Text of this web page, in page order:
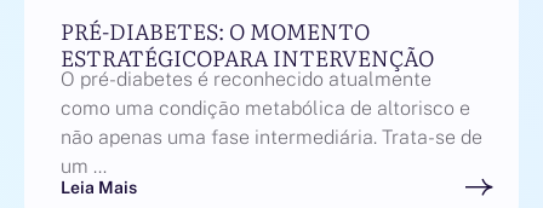
PRÉ-DIABETES: O MOMENTO
ESTRATÉGICOPARA INTERVENÇÃO
O pré-diabetes é reconhecido atualmente
como uma condição metabólica de altorisco e
não apenas uma fase intermediária. Trata-se de
um …
Leia Mais